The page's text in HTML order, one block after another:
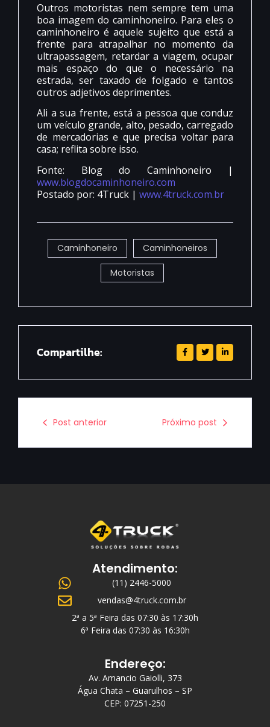
Outros motoristas nem sempre tem uma
boa imagem do caminhoneiro. Para eles o
caminhoneiro é aquele sujeito que está a
frente para atrapalhar no momento da
ultrapassagem, retardar a viagem, ocupar
mais espaço do que o necessário na
estrada, ser taxado de folgado e tantos
outros adjetivos deprimentes.
Ali a sua frente, está a pessoa que conduz
um veículo grande, alto, pesado, carregado
de mercadorias e que precisa voltar para
casa; reflita sobre isso.
Fonte: Blog do Caminhoneiro |
www.blogdocaminhoneiro.com
Postado por: 4Truck | www.4truck.com.br
Caminhoneiro Caminhoneiros
Motoristas
Compartilhe:
Post anterior Próximo post
Atendimento:
(11) 2446-5000
vendas@4truck.com.br
2ª a 5ª Feira das 07:30 às 17:30h
6ª Feira das 07:30 às 16:30h
Endereço:
Av. Amancio Gaiolli, 373
Água Chata – Guarulhos – SP
CEP: 07251-250